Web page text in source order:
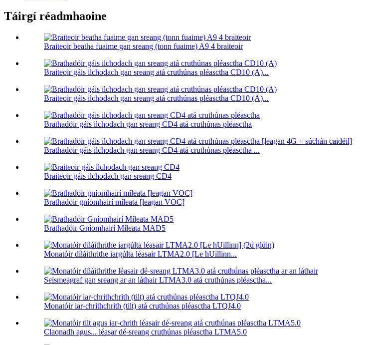
Táirgí réadmhaoine
Braiteoir beatha fuaime gan sreang (tonn fuaime) A9 4 braiteoir
Braiteoir gáis ilchodach gan sreang atá cruthúnas pléasctha CD10 (A)...
Braiteoir gáis ilchodach gan sreang atá cruthúnas pléasctha CD10 (A)...
Brathadóir gáis ilchodach gan sreang CD4 atá cruthúnas pléasctha
Brathadóir gáis ilchodach gan sreang CD4 atá cruthúnas pléasctha ...
Braiteoir gáis ilchodach gan sreang CD4
Brathadóir gníomhairí míleata [leagan VOC]
Brathadóir Gníomhairí Míleata MAD5
Monatóir díláithrithe iargúlta léasair LTMA2.0 [Le hUillinn...
Seismeagraf gan sreang ar an láthair LTMA3.0 atá cruthúnas pléasctha...
Monatóir iar-chrithchrith (tilt) atá cruthúnas pléasctha LTQJ4.0
Claonadh agus... léasar dé-sreang cruthúnas pléasctha LTMA5.0